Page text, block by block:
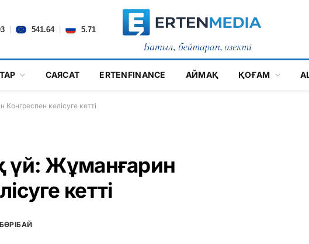
541.64 5.71
САЯСАТ ERTENFINANCE АЙМАҚ ҚОҒАМ
келісуге кетті
үй: Жұманғарин
кетті